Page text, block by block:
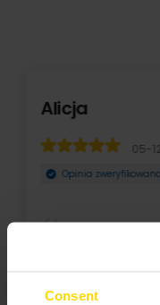
Consent
Alicja
05-
Opinia
Doskonałą jakość